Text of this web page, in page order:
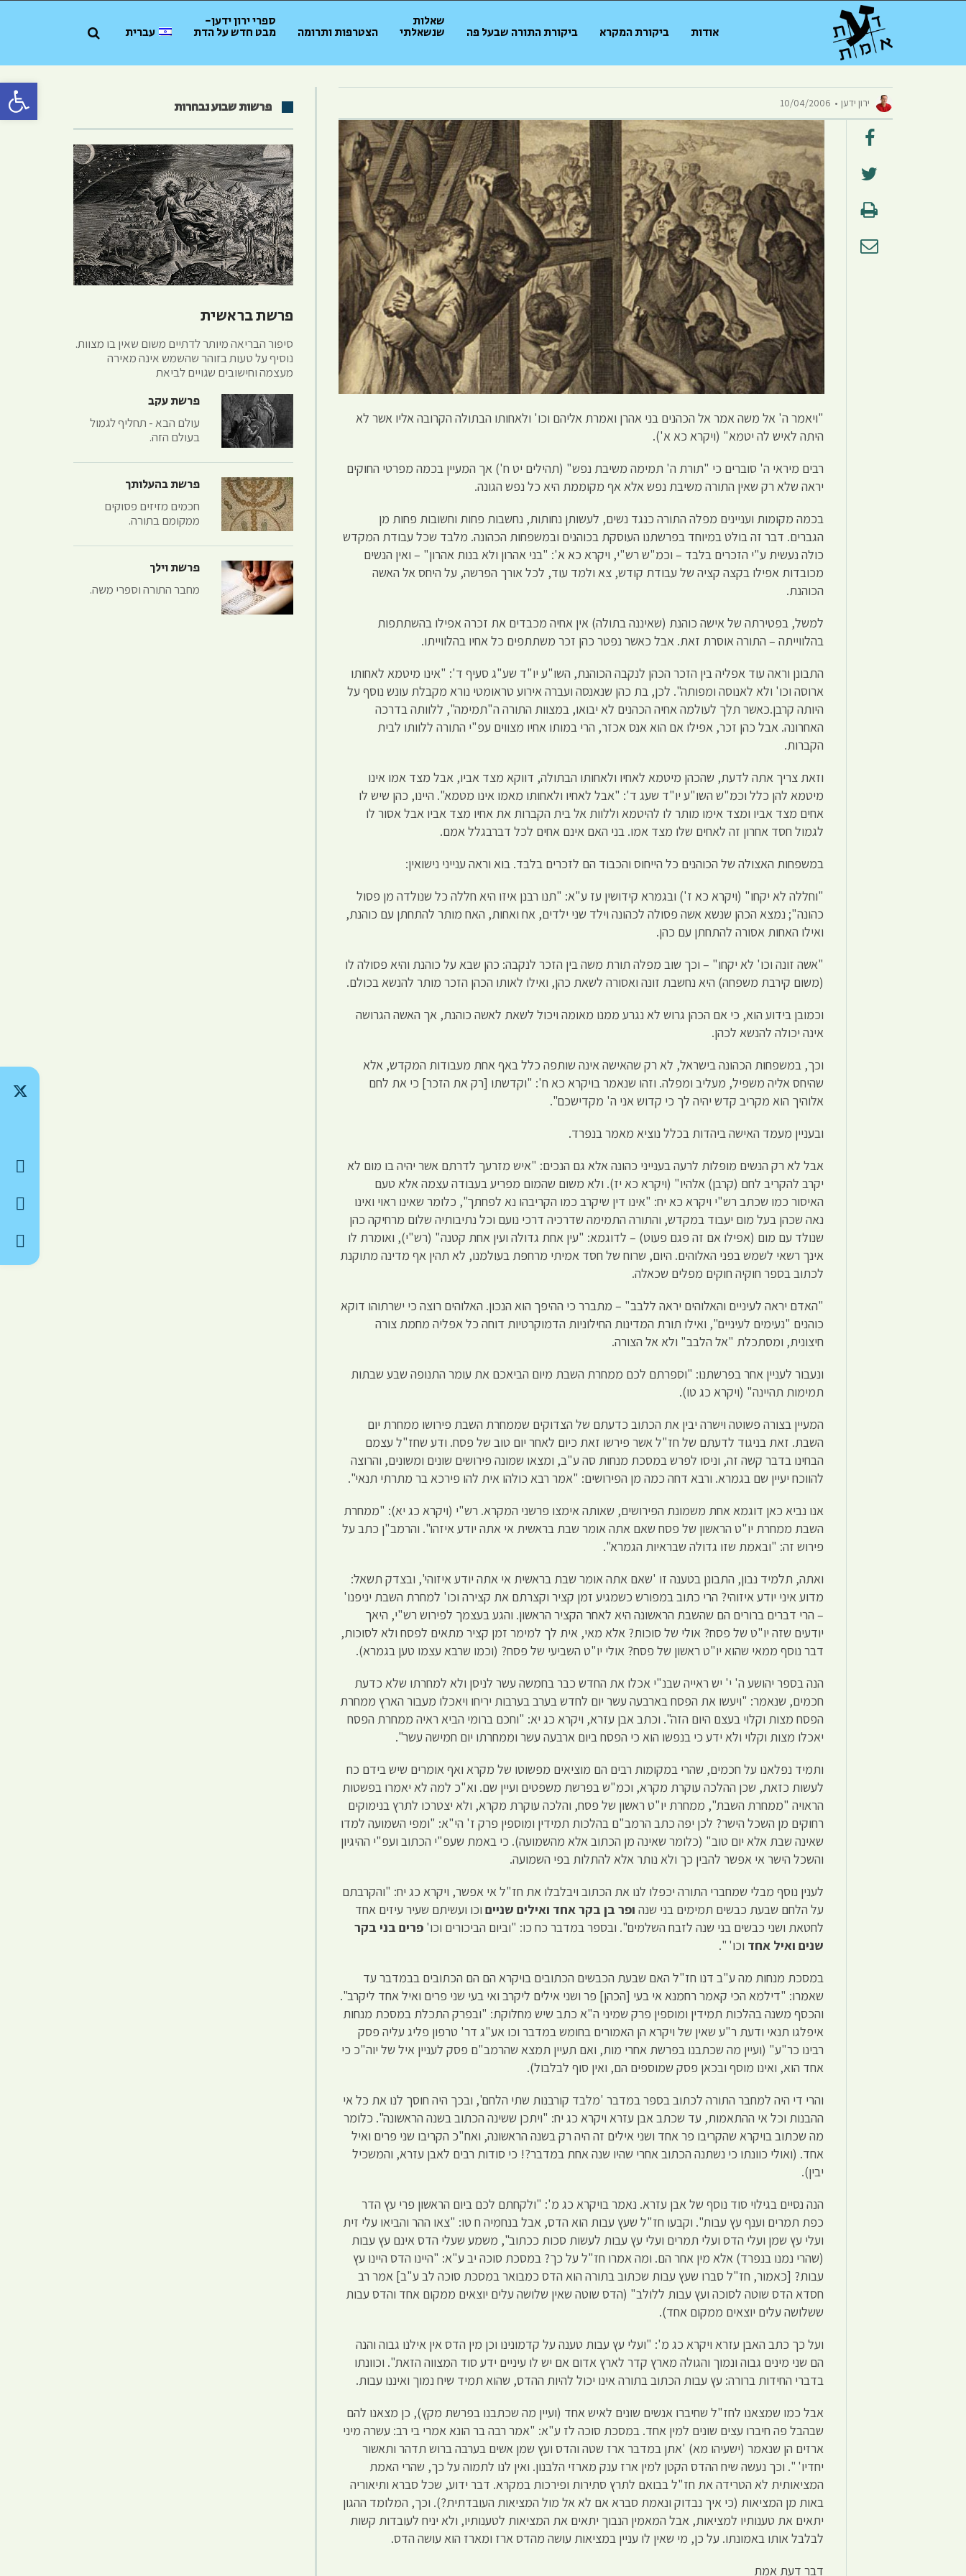
פתח
אודות ביקורת המקרא ביקורת התורה שבעל פה
שאלות
שנשאלתי הצטרפות ותרומה
ספרי ירון ידען-
מבט חדש על הדת עברית
ירון ידען 10/04/2006
"ויאמר ה' אל משה אמר אל הכהנים בני אהרן ואמרת אליהם וכו' ולאחותו הבתולה הקרובה אליו אשר לא
היתה לאיש לה יטמא" (ויקרא כא א').
רבים מיראי ה' סוברים כי "תורת ה' תמימה משיבת נפש" (תהילים יט ח') אך המעיין בכמה מפרטי החוקים
יראה שלא רק שאין התורה משיבת נפש אלא אף מקוממת היא כל נפש הגונה.
בכמה מקומות ועניינים מפלה התורה כנגד נשים, לעשותן נחותות, נחשבות פחות וחשובות פחות מן
הגברים. דבר זה בולט במיוחד בפרשתנו העוסקת בכוהנים ובמשפחות הכהונה. מלבד שכל עבודת המקדש
כולה נעשית ע"י הזכרים בלבד – וכמ"ש רש"י, ויקרא כא א': "בני אהרון ולא בנות אהרון" – ואין הנשים
מכובדות אפילו בקצה קציה של עבודת קודש, צא ולמד עוד, לכל אורך הפרשה, על היחס אל האשה
הכוהנת.
למשל, בפטירתה של אישה כוהנת (שאיננה בתולה) אין אחיה מכבדים את זכרה אפילו בהשתתפות
בהלווייתה – התורה אוסרת זאת. אבל כאשר נפטר כהן זכר משתתפים כל אחיו בהלווייתו.
התבונן וראה עוד אפליה בין הזכר הכהן לנקבה הכוהנת, השו"ע יו"ד שע"ג סעיף ד': "אינו מיטמא לאחותו
ארוסה וכו' ולא לאנוסה ומפותה". לכן, בת כהן שנאנסה ועברה אירוע טראומטי נורא מקבלת עונש נוסף על
היותה קרבן.כאשר תלך לעולמה אחיה הכהנים לא יבואו, במצוות התורה ה"תמימה", ללוותה בדרכה
האחרונה. אבל כהן זכר, אפילו אם הוא אנס אכזר, הרי במותו אחיו מצווים עפ"י התורה ללוותו לבית
הקברות.
וזאת צריך אתה לדעת, שהכהן מיטמא לאחיו ולאחותו הבתולה, דווקא מצד אביו, אבל מצד אמו אינו
מיטמא להן כלל וכמ"ש השו"ע יו"ד שעג ד': "אבל לאחיו ולאחותו מאמו אינו מטמא". היינו, כהן שיש לו
אחים מצד אביו ומצד אימו מותר לו להיטמא וללוות אל בית הקברות את אחיו מצד אביו אבל אסור לו
לגמול חסד אחרון זה לאחים שלו מצד אמו. בני האם אינם אחים לכל דברבגלל אמם.
במשפחות האצולה של הכוהנים כל הייחוס והכבוד הם לזכרים בלבד. בוא וראה ענייני נישואין:
"וחללה לא יקחו" (ויקרא כא ז') ובגמרא קידושין עז ע"א: "תנו רבנן איזו היא חללה כל שנולדה מן פסול
כהונה"; נמצא הכהן שנשא אשה פסולה לכהונה וילד שני ילדים, אח ואחות, האח מותר להתחתן עם כוהנת,
ואילו האחות אסורה להתחתן עם כהן.
"אשה זונה וכו' לא יקחו" – וכך שוב מפלה תורת משה בין הזכר לנקבה: כהן שבא על כוהנת והיא פסולה לו
(משום קירבת משפחה) היא נחשבת זונה ואסורה לשאת כהן, ואילו לאותו הכהן הזכר מותר להנשא בכולם.
וכמובן בידוע הוא, כי אם הכהן גרוש לא נגרע ממנו מאומה ויכול לשאת לאשה כוהנת, אך האשה הגרושה
אינה יכולה להנשא לכהן.
וכך, במשפחות הכהונה בישראל, לא רק שהאישה אינה שותפה כלל באף אחת מעבודות המקדש, אלא
שהיחס אליה משפיל, מעליב ומפלה. וזהו שנאמר בויקרא כא ח': "וקדשתו [רק את הזכר] כי את לחם
אלוהיך הוא מקריב קדש יהיה לך כי קדוש אני ה' מקדישכם".
ובעניין מעמד האישה ביהדות בכלל נוציא מאמר בנפרד.
אבל לא רק הנשים מופלות לרעה בענייני כהונה אלא גם הנכים: "איש מזרעך לדרתם אשר יהיה בו מום לא
יקרב להקריב לחם (קרבן) אלהיו" (ויקרא כא יז). ולא משום שהמום מפריע בעבודה עצמה אלא טעם
האיסור כמו שכתב רש"י ויקרא כא יח: "אינו דין שיקרב כמו הקריבהו נא לפחתך", כלומר שאינו ראוי ואינו
נאה שכהן בעל מום יעבוד במקדש, והתורה התמימה שדרכיה דרכי נועם וכל נתיבותיה שלום מרחיקה כהן
שנולד עם מום (אפילו אם זה פגם פעוט) – לדוגמא: "עין אחת גדולה ועין אחת קטנה" (רש"י), ואומרת לו
אינך רשאי לשמש בפני האלוהים. היום, שרוח של חסד אמיתי מרחפת בעולמנו, לא תהין אף מדינה מתוקנת
לכתוב בספר חוקיה חוקים מפלים שכאלה.
"האדם יראה לעיניים והאלוהים יראה ללבב" – מתברר כי ההיפך הוא הנכון. האלוהים רוצה כי ישרתוהו דוקא
כוהנים "נעימים לעיניים", ואילו תורת המדינות החילוניות הדמוקרטיות דוחה כל אפליה מחמת צורה
חיצונית, ומסתכלת "אל הלבב" ולא אל הצורה.
ונעבור לעניין אחר בפרשתנו: "וספרתם לכם ממחרת השבת מיום הביאכם את עומר התנופה שבע שבתות
תמימות תהיינה" (ויקרא כג טו).
המעיין בצורה פשוטה וישרה יבין את הכתוב כדעתם של הצדוקים שממחרת השבת פירושו ממחרת יום
השבת. זאת בניגוד לדעתם של חז"ל אשר פירשו זאת כיום לאחר יום טוב של פסח. ודע שחז"ל עצמם
הבחינו בדבר קשה זה, וניסו לפרש במסכת מנחות סה ע"ב, ומצאו שמונה פירושים שונים ומשונים, והרוצה
להווכח יעיין שם בגמרא. ורבא דחה כמה מן הפירושים: "אמר רבא כולהו אית להו פירכא בר מתרתי תנאי".
אנו נביא כאן דוגמא אחת משמונת הפירושים, שאותה אימצו פרשני המקרא. רש"י (ויקרא כג יא): "ממחרת
השבת ממחרת יו"ט הראשון של פסח שאם אתה אומר שבת בראשית אי אתה יודע איזהו". והרמב"ן כתב על
פירוש זה: "ובאמת שזו גדולה שבראיות הגמרא".
ואתה, תלמיד נבון, התבונן בטענה זו 'שאם אתה אומר שבת בראשית אי אתה יודע איזוהי', ובצדק תשאל:
מדוע איני יודע איזוהי? הרי כתוב במפורש כשמגיע זמן קציר וקצרתם את קצירה וכו' למחרת השבת יניפנו'
– הרי דברים ברורים הם שהשבת הראשונה היא לאחר הקציר הראשון. והגע בעצמך לפירוש רש"י, היאך
יודעים שזה יו"ט של פסח? אולי של סוכות? אלא מאי, אית לך למימר זמן קציר מתאים לפסח ולא לסוכות,
דבר נוסף ממאי שהוא יו"ט ראשון של פסח? אולי יו"ט השביעי של פסח? (וכמו שרבא עצמו טען בגמרא).
הנה בספר יהושע ה' י' יש ראייה שבנ"י אכלו את החדש כבר בחמשה עשר לניסן ולא למחרתו שלא כדעת
חכמים, שנאמר: "ויעשו את הפסח בארבעה עשר יום לחדש בערב בערבות יריחו ויאכלו מעבור הארץ ממחרת
הפסח מצות וקלוי בעצם היום הזה". וכתב אבן עזרא, ויקרא כג יא: "וחכם ברומי הביא ראיה ממחרת הפסח
יאכלו מצות וקלוי ולא ידע כי בנפשו הוא כי הפסח ביום ארבעה עשר וממחרתו יום חמישה עשר".
ותמיד נפלאנו על חכמים, שהרי במקומות רבים הם מוציאים מפשוטו של מקרא ואף אומרים שיש בידם כח
לעשות כזאת, שכן ההלכה עוקרת מקרא, וכמ"ש בפרשת משפטים ועיין שם. וא"כ למה לא יאמרו בפשטות
הראויה "ממחרת השבת", ממחרת יו"ט ראשון של פסח, והלכה עוקרת מקרא, ולא יצטרכו לתרץ בנימוקים
רחוקים מן השכל הישר? לכן יפה כתב הרמב"ם בהלכות תמידין ומוספין פרק ז' הי"א: "ומפי השמועה למדו
שאינה שבת אלא יום טוב" (כלומר שאינה מן הכתוב אלא מהשמועה). כי באמת שעפ"י הכתוב ועפ"י ההיגיון
והשכל הישר אי אפשר להבין כך ולא נותר אלא להתלות בפי השמועה.
לענין נוסף מבלי שמחברי התורה יכפלו לנו את הכתוב ויבלבלו את חז"ל אי אפשר, ויקרא כג יח: "והקרבתם
על הלחם שבעת כבשים תמימים בני שנה ופר בן בקר אחד ואילים שניים וכו ועשיתם שעיר עיזים אחד
לחטאת ושני כבשים בני שנה לזבח השלמים". ובספר במדבר כח כו: "וביום הביכורים וכו'פרים בני בקר
שנים ואיל אחד וכו' ".
במסכת מנחות מה ע"ב דנו חז"ל האם שבעת הכבשים הכתובים בויקרא הם הם הכתובים בבמדבר עד
שאמרו: "דילמא הכי קאמר רחמנא אי בעי [הכהן] פר ושני אילים ליקרב ואי בעי שני פרים ואיל אחד ליקרב".
והכסף משנה בהלכות תמידין ומוספין פרק שמיני ה"א כתב שיש מחלוקת: "ובפרק התכלת במסכת מנחות
איפלגו תנאי ודעת ר"ע שאין של ויקרא הן האמורים בחומש במדבר וכו אע"ג דר' טרפון פליג עליה פסק
רבינו כר"ע" (ועיין מה שכתבנו בפרשת אחרי מות, ואם תעיין תמצא שהרמב"ם פסק לעניין איל של יוה"כ כי
אחד הוא, ואינו מוסף ובכאן פסק שמוספים הם, ואין סוף לבלבול).
והרי די היה למחבר התורה לכתוב בספר במדבר 'מלבד קורבנות שתי הלחם', ובכך היה חוסך לנו את כל אי
ההבנות וכל אי ההתאמות, עד שכתב אבן עזרא ויקרא כג יח: "ויתכן ששינה הכתוב בשנה הראשונה". כלומר
מה שכתוב בויקרא שהקריבו פר אחד ושני אילים זה היה רק בשנה הראשונה, ואח"כ הקריבו שני פרים ואיל
אחד. (ואולי כוונתו כי נשתנה הכתוב אחרי שהיו שנה אחת במדבר?! כי סודות רבים לאבן עזרא, והמשכיל
יבין).
הנה נסיים בגילוי סוד נוסף של אבן עזרא. נאמר בויקרא כג מ': "ולקחתם לכם ביום הראשון פרי עץ הדר
כפת תמרים וענף עץ עבות". וקבעו חז"ל שעץ עבות הוא הדס, אבל בנחמיה ח טו: "צאו ההר והביאו עלי זית
ועלי עץ שמן ועלי הדס ועלי תמרים ועלי עץ עבות לעשות סכות ככתוב", משמע שעלי הדס אינם עץ עבות
(שהרי נמנו בנפרד) אלא מין אחר הם. ומה אמרו חז"ל על כך? במסכת סוכה יב ע"א: "היינו הדס היינו עץ
עבות? [כאמור, חז"ל סברו שעץ עבות שכתוב בתורה הוא הדס כמבואר במסכת סוכה לב ע"ב] אמר רב
חסדא הדס שוטה לסוכה ועץ עבות ללולב" (הדס שוטה שאין שלושה עלים יוצאים ממקום אחד והדס עבות
ששלושה עלים יוצאים ממקום אחד).
ועל כך כתב האבן עזרא ויקרא כג מ': "ועלי עץ עבות טענה על קדמונינו וכן מין הדס אין אילנו גבוה והנה
הם שני מינים גבוה ונמוך והגולה מארץ קדר לארץ אדום אם יש לו עיניים ידע סוד המצווה הזאת". וכוונתו
בדברי החידות ברורה: עץ עבות הכתוב בתורה אינו יכול להיות ההדס, שהוא תמיד שיח נמוך ואיננו עבות.
אבל כמו שמצאנו לחז"ל שחיברו אנשים שונים לאיש אחד (ועיין מה שכתבנו בפרשת מקץ), כן מצאנו להם
שבהבל פה חיברו עצים שונים למין אחד. במסכת סוכה לז ע"א: "אמר רבה בר הונא אמרי בי רב: עשרה מיני
ארזים הן שנאמר (ישעיהו מא) 'אתן במדבר ארז שטה והדס ועץ שמן אשים בערבה ברוש תדהר ותאשור
יחדיו' ". וכך נעשה שיח ההדס הקטן למין ארז ענק מארזי הלבנון. ואין לנו לתמוה על כך, שהרי האמת
המציאותית לא הטרידה את חז"ל בבואם לתרץ סתירות ופירכות במקרא. דבר ידוע, שכל סברא ותיאוריה
באות מן המציאות (כי איך נבדוק ונאמת סברא אם לא אל מול המציאות העובדתית?). וכך, המלומד ההגון
יתאים את טענותיו למציאות, אבל המאמין הנבוך יתאים את המציאות לטענותיו, ולא יניח לעובדות קשות
לבלבל אותו באמונתו. על כן, מי שאין לו עניין במציאות עושה מהדס ארז ומארז הוא עושה הדס.
דבר דעת אמת
פרשות שבוע נבחרות
פרשת בראשית
סיפור הבריאה מיותר לדתיים משום שאין בו מצוות.
נוסיף על טעות בזוהר שהשמש אינה מאירה
מעצמה וחישובים שגויים לביאת
פרשת עקב
עולם הבא - תחליף לגמול
בעולם הזה.
פרשת בהעלותך
חכמים מזיזים פסוקים
ממקומם בתורה.
פרשת וילך
מחבר התורה וספרי משה.